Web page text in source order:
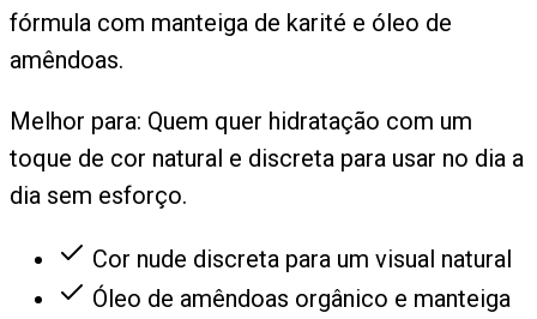
fórmula com manteiga de karité e óleo de
amêndoas.
Melhor para: Quem quer hidratação com um
toque de cor natural e discreta para usar no dia a
dia sem esforço.
Cor nude discreta para um visual natural
Óleo de amêndoas orgânico e manteiga